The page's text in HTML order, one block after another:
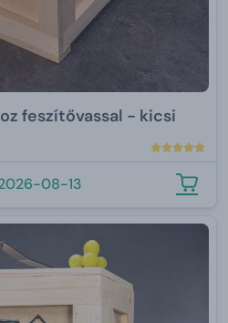
feszítővassal - kicsi
08-13